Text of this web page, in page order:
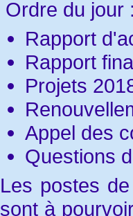
Ordre du jour
Rapport
Rapport
Projets
Appel des
Questions
Les postes
sont à